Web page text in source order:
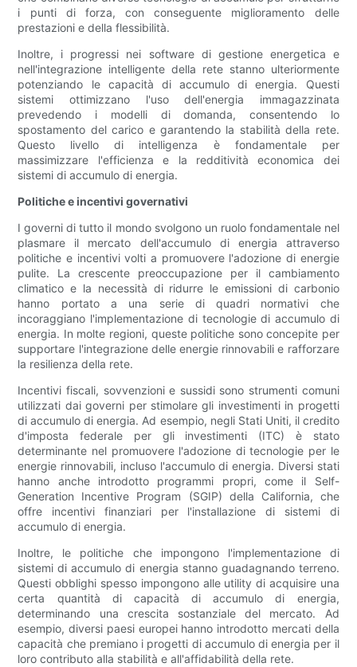
i punti di forza, con conseguente miglioramento delle
prestazioni e della flessibilità.
Inoltre, i progressi nei software di gestione energetica e
nell'integrazione intelligente della rete stanno ulteriormente
potenziando le capacità di accumulo di energia. Questi
sistemi ottimizzano l'uso dell'energia immagazzinata
prevedendo i modelli di domanda, consentendo lo
spostamento del carico e garantendo la stabilità della rete.
Questo livello di intelligenza è fondamentale per
massimizzare l'efficienza e la redditività economica dei
sistemi di accumulo di energia.
Politiche e incentivi governativi
I governi di tutto il mondo svolgono un ruolo fondamentale nel
plasmare il mercato dell'accumulo di energia attraverso
politiche e incentivi volti a promuovere l'adozione di energie
pulite. La crescente preoccupazione per il cambiamento
climatico e la necessità di ridurre le emissioni di carbonio
hanno portato a una serie di quadri normativi che
incoraggiano l'implementazione di tecnologie di accumulo di
energia. In molte regioni, queste politiche sono concepite per
supportare l'integrazione delle energie rinnovabili e rafforzare
la resilienza della rete.
Incentivi fiscali, sovvenzioni e sussidi sono strumenti comuni
utilizzati dai governi per stimolare gli investimenti in progetti
di accumulo di energia. Ad esempio, negli Stati Uniti, il credito
d'imposta federale per gli investimenti (ITC) è stato
determinante nel promuovere l'adozione di tecnologie per le
energie rinnovabili, incluso l'accumulo di energia. Diversi stati
hanno anche introdotto programmi propri, come il Self-
Generation Incentive Program (SGIP) della California, che
offre incentivi finanziari per l'installazione di sistemi di
accumulo di energia.
Inoltre, le politiche che impongono l'implementazione di
sistemi di accumulo di energia stanno guadagnando terreno.
Questi obblighi spesso impongono alle utility di acquisire una
certa quantità di capacità di accumulo di energia,
determinando una crescita sostanziale del mercato. Ad
esempio, diversi paesi europei hanno introdotto mercati della
capacità che premiano i progetti di accumulo di energia per il
loro contributo alla stabilità e all'affidabilità della rete.